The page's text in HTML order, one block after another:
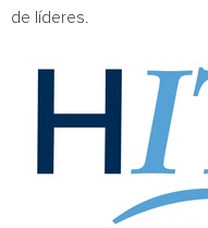
de líderes.